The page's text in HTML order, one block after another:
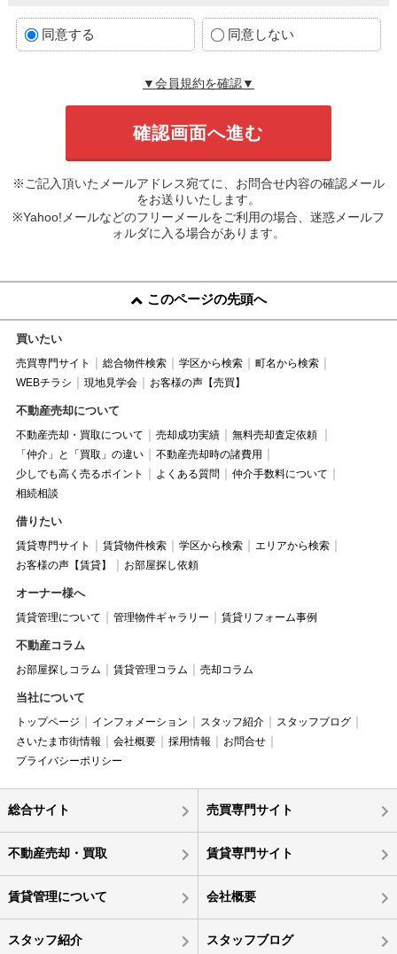
同意する 同意しない
▼会員規約を確認▼
※ご記入頂いたメールアドレス宛てに、お問合せ内容の確認メール
をお送りいたします。
※Yahoo!メールなどのフリーメールをご利用の場合、迷惑メールフ
ォルダに入る場合があります。
このページの先頭へ
買いたい
売買専門サイト 総合物件検索 学区から検索
町名から検索
WEBチラシ
現地見学会 お客様の声【売買】
不動産売却について
不動産売却・買取について 売却成功実績
無料売却査定依頼
「仲介」と「買取」の違い
不動産売却時の諸費用
少しでも高く売るポイント
よくある質問
仲介手数料について
相続相談
借りたい
賃貸専門サイト 賃貸物件検索 学区から検索
エリアから検索
お客様の声【賃貸】
お部屋探し依頼
オーナー様へ
賃貸管理について 管理物件ギャラリー 賃貸リフォーム事例
不動産コラム
お部屋探しコラム 賃貸管理コラム 売却コラム
当社について
トップページ インフォメーション スタッフ紹介
スタッフブログ
さいたま市街情報
会社概要 採用情報
お問合せ
プライバシーポリシー
総合サイト 売買専門サイト
不動産売却・買取 賃貸専門サイト
賃貸管理について 会社概要
スタッフ紹介 スタッフブログ